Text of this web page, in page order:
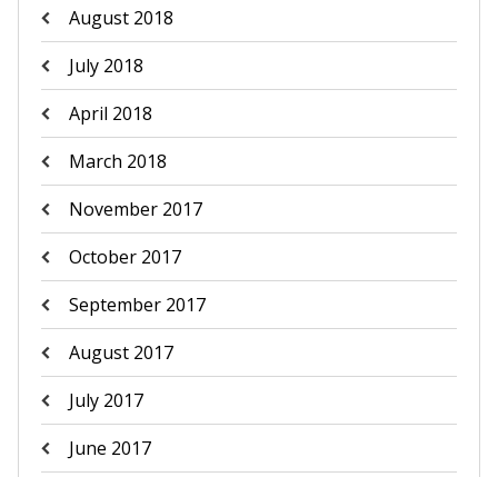
August 2018
July 2018
April 2018
March 2018
November 2017
October 2017
September 2017
August 2017
July 2017
June 2017